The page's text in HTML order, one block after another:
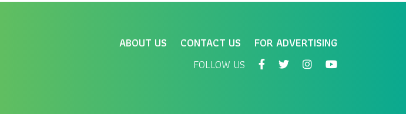
ABOUT US CONTACT US
FOR ADVERTISING
FOLLOW US